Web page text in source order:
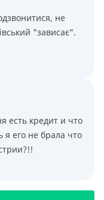
не
"зависає".
есть кредит и что
я его не брала что